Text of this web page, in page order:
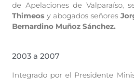
de Apelaciones de Valparaíso,
Thimeos y abogados señores
Bernardino Muñoz Sánchez.
2003 a 2007
Integrado por el Presidente